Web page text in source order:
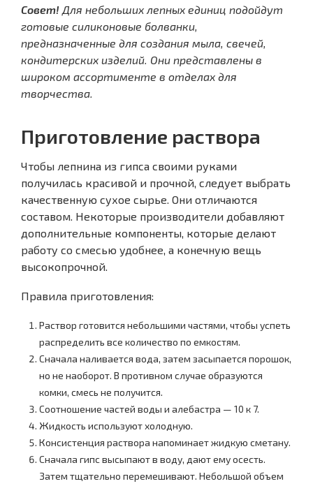
Совет! Для небольших лепных единиц подойдут
готовые силиконовые болванки,
предназначенные для создания мыла, свечей,
кондитерских изделий. Они представлены в
широком ассортименте в отделах для
творчества.
Приготовление раствора
Чтобы лепнина из гипса своими руками
получилась красивой и прочной, следует выбрать
качественную сухое сырье. Они отличаются
составом. Некоторые производители добавляют
дополнительные компоненты, которые делают
работу со смесью удобнее, а конечную вещь
высокопрочной.
Правила приготовления:
Раствор готовится небольшими частями, чтобы успеть
распределить все количество по емкостям.
Сначала наливается вода, затем засыпается порошок,
но не наоборот. В противном случае образуются
комки, смесь не получится.
Соотношение частей воды и алебастра — 10 к 7.
Жидкость используют холодную.
Консистенция раствора напоминает жидкую сметану.
Сначала гипс высыпают в воду, дают ему осесть.
Затем тщательно перемешивают. Небольшой объем